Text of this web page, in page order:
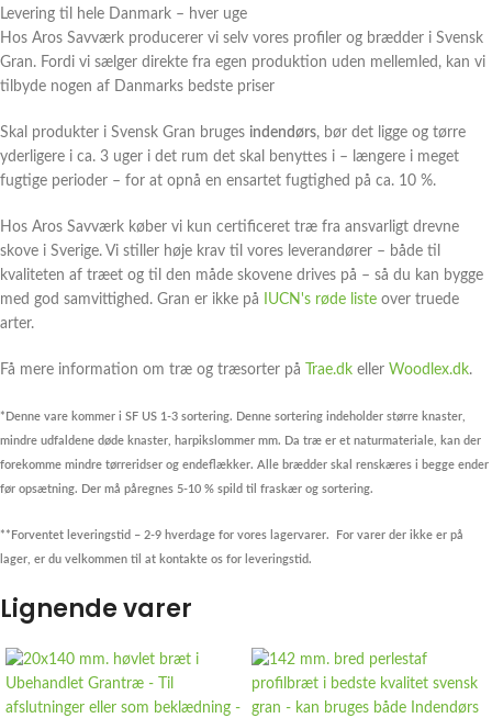
Levering til hele Danmark – hver uge
Hos Aros Savværk producerer vi selv vores profiler og brædder i Svensk
Gran. Fordi vi sælger direkte fra egen produktion uden mellemled, kan vi
tilbyde nogen af Danmarks bedste priser
Skal produkter i Svensk Gran bruges indendørs, bør det ligge og tørre
yderligere i ca. 3 uger i det rum det skal benyttes i – længere i meget
fugtige perioder – for at opnå en ensartet fugtighed på ca. 10 %.
Hos Aros Savværk køber vi kun certificeret træ fra ansvarligt drevne
skove i Sverige. Vi stiller høje krav til vores leverandører – både til
kvaliteten af træet og til den måde skovene drives på – så du kan bygge
med god samvittighed. Gran er ikke på
IUCN's røde liste over truede
arter.
Få mere information om træ og træsorter på Trae.dk eller Woodlex.dk.
*Denne vare kommer i SF US 1-3 sortering. Denne sortering indeholder større knaster,
mindre udfaldene døde knaster, harpikslommer mm. Da træ er et naturmateriale, kan der
forekomme mindre tørreridser og endeflækker. Alle brædder skal renskæres i begge ender
før opsætning. Der må påregnes 5-10 % spild til fraskær og sortering.
**Forventet leveringstid – 2-9 hverdage for vores lagervarer.
For varer der ikke er på
lager, er du velkommen til at kontakte os for leveringstid.
Lignende varer